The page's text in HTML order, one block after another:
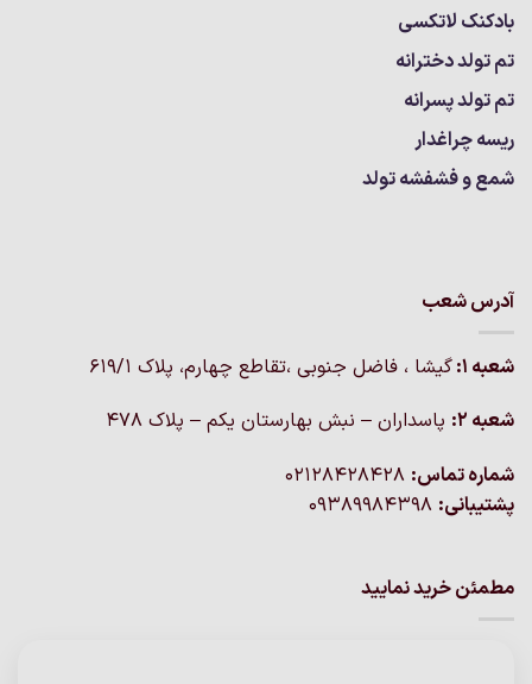
بادکنک لاتکسی
تم تولد دخترانه
تم تولد پسرانه
ریسه چراغدار
شمع و فشفشه تولد
آدرس شعب
شعبه 1:
گيشا ، فاضل جنوبی ،تقاطع چهارم، پلاک 619/1
شعبه 2:
پاسداران – نبش بهارستان یکم – پلاک ۴۷۸
شماره تماس:
پشتیبانی:
مطمئن خرید نمایید